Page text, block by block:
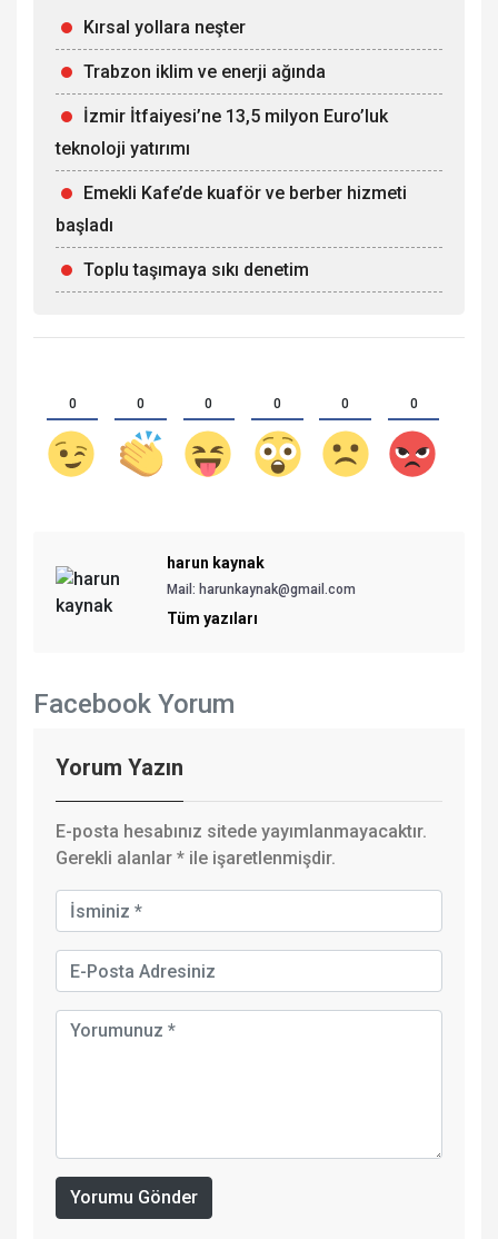
Kırsal yollara neşter
Trabzon iklim ve enerji ağında
İzmir İtfaiyesi’ne 13,5 milyon Euro’luk
teknoloji yatırımı
Emekli Kafe’de kuaför ve berber hizmeti
başladı
Toplu taşımaya sıkı denetim
0 0 0 0 0 0
harun kaynak
Mail: harunkaynak@gmail.com
Tüm yazıları
Facebook Yorum
Yorum Yazın
E-posta hesabınız sitede yayımlanmayacaktır.
Gerekli alanlar * ile işaretlenmişdir.
Yorumu Gönder